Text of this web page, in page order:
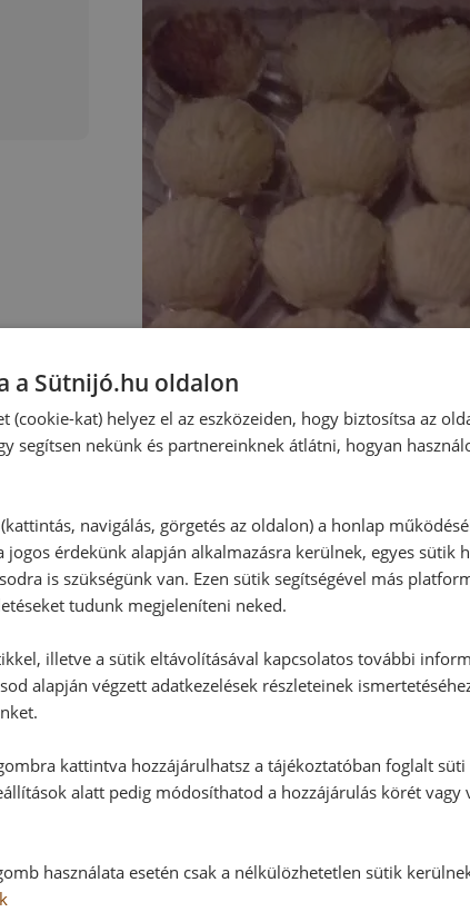
a Sütnijó.hu oldalon
(cookie-kat) helyez el az eszközeiden, hogy biztosítsa az
segítsen nekünk és partnereinknek átlátni, hogyan
navigálás, görgetés az oldalon) a honlap
jogos érdekünk alapján alkalmazásra kerülnek, egyes sütik
is szükségünk van. Ezen sütik segítségével más
tudunk megjeleníteni neked.
illetve a sütik eltávolításával kapcsolatos további
alapján végzett adatkezelések részleteinek
kattintva hozzájárulhatsz a tájékoztatóban foglalt süti
alatt pedig módosíthatod a hozzájárulás körét vagy
használata esetén csak a nélkülözhetetlen sütik